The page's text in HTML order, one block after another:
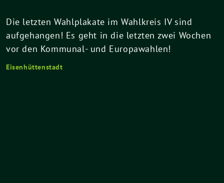
Die letzten Wahlplakate im Wahlkreis IV sind
aufgehangen! Es geht in die letzten zwei Wochen
vor den Kommunal- und Europawahlen!
Eisenhüttenstadt